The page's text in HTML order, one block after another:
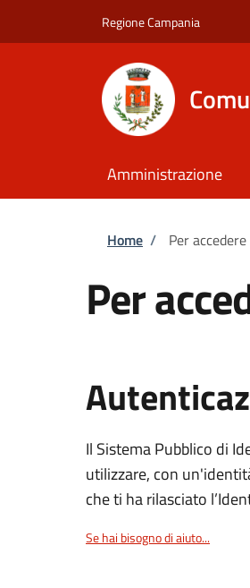
Regione Campania
Amministrazione
Briciole
Home / Per
Per
Il Sistema Pubblico di
utilizzare, con
che ti ha rilasciato
Se hai bisogno di aiuto...